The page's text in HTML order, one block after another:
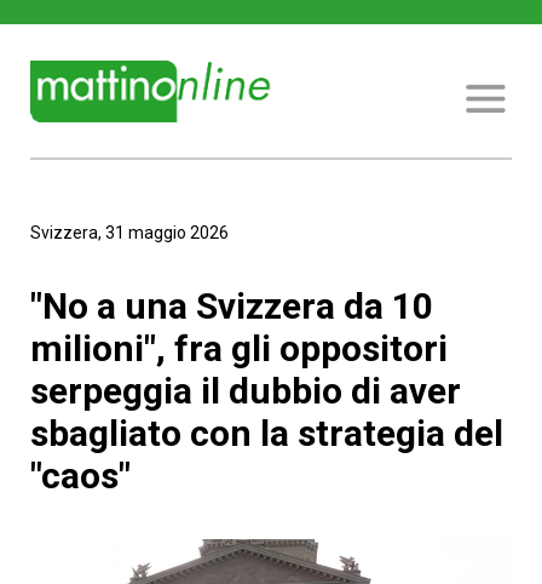
Svizzera, 31 maggio 2026
"No a una Svizzera da 10
milioni", fra gli oppositori
serpeggia il dubbio di aver
sbagliato con la strategia del
"caos"